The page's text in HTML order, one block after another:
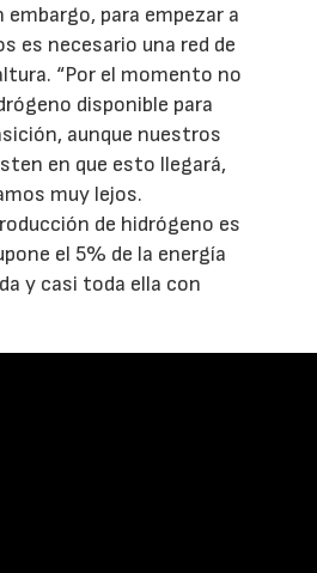
para empezar a
es necesario una red de
“Por el momento no
disponible para
aunque nuestros
en que esto llegará,
muy lejos.
de hidrógeno es
el 5% de la energía
y casi toda ella con